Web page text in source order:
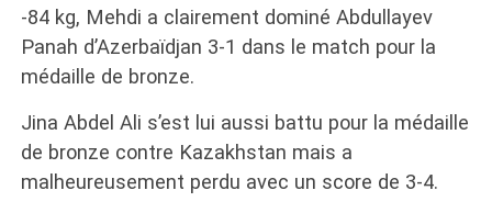
-84 kg, Mehdi a clairement dominé Abdullayev
Panah d’Azerbaïdjan 3-1 dans le match pour la
médaille de bronze.
Jina Abdel Ali s’est lui aussi battu pour la médaille
de bronze contre Kazakhstan mais a
malheureusement perdu avec un score de 3-4.